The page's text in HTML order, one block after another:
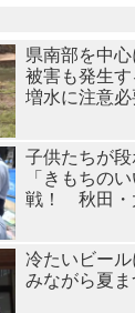
県南部を中
被害も発生
増水に注意
子供たちが
「きもちの
戦！ 秋田・
冷たいビー
みながら夏